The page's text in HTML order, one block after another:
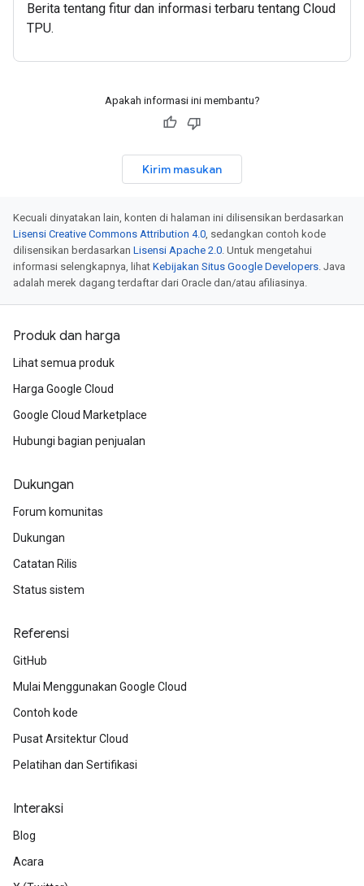
Berita tentang fitur dan informasi terbaru tentang Cloud
TPU.
Apakah informasi ini membantu?
Kirim masukan
Kecuali dinyatakan lain, konten di halaman ini dilisensikan berdasarkan
Lisensi Creative Commons Attribution 4.0, sedangkan contoh kode
dilisensikan berdasarkan Lisensi Apache 2.0. Untuk mengetahui
informasi selengkapnya, lihat Kebijakan Situs Google Developers. Java
adalah merek dagang terdaftar dari Oracle dan/atau afiliasinya.
Produk dan harga
Lihat semua produk
Harga Google Cloud
Google Cloud Marketplace
Hubungi bagian penjualan
Dukungan
Forum komunitas
Dukungan
Catatan Rilis
Status sistem
Referensi
GitHub
Mulai Menggunakan Google Cloud
Contoh kode
Pusat Arsitektur Cloud
Pelatihan dan Sertifikasi
Interaksi
Blog
Acara